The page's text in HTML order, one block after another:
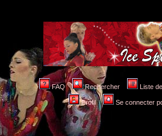
FAQ Rechercher Liste
Profil Se connecter